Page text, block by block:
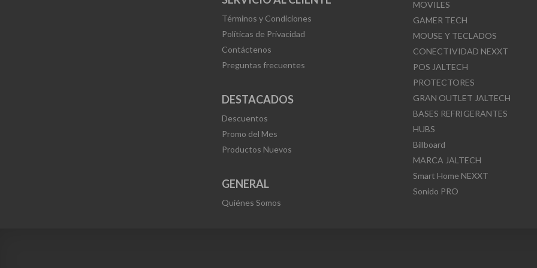
Términos y Condiciones
Políticas de Privacidad
Contáctenos
Preguntas frecuentes
DESTACADOS
Descuentos
Promo del Mes
Productos Nuevos
GENERAL
Quiénes Somos
MOVILES
GAMER TECH
MOUSE Y TECLADOS
CONECTIVIDAD NEXXT
POS JALTECH
PROTECTORES
GRAN OUTLET JALTECH
BASES REFRIGERANTES
HUBS
Billboard
MARCA JALTECH
Smart Home NEXXT
Sonido PRO